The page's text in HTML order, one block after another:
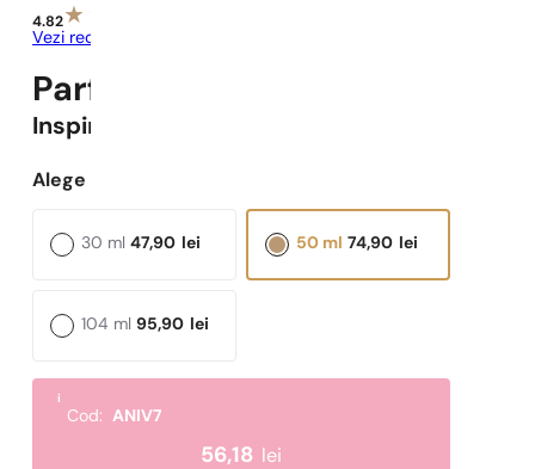
4.82
Vezi recenziile
Parfumuri Pariziene N° 422 -
Inspirat
Alege capacitatea:
47,90 lei
30 ml 74,90 lei
50 ml
95,90 lei
104 ml
i
Cod:ANIV7
56,18 lei